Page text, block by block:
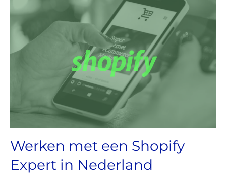
Werken met een Shopify
Expert in Nederland